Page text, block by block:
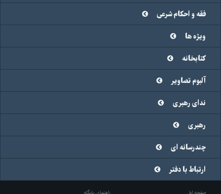
فقه و احکام شرعی
ویژه ها
کتابخانه
آلبوم تصاویر
ندای رهبری
رهبری
چندرسانه ای
ارتباط با دفتر